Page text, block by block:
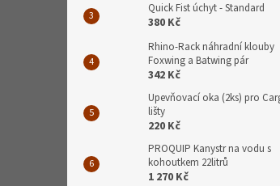
Quick Fist úchyt - Standard
380 Kč
Rhino-Rack náhradní klouby
Foxwing a Batwing pár
342 Kč
Upevňovací oka (2ks) pro
lišty
220 Kč
PROQUIP Kanystr na vodu s
kohoutkem 22litrů
1 270 Kč